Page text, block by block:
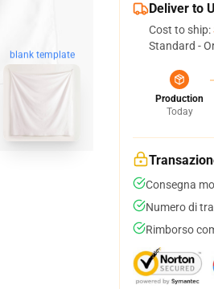
blank template
Deliver to
Cost to ship:
Standard -
Production
Today
Consegna
Numero di
Rimborso